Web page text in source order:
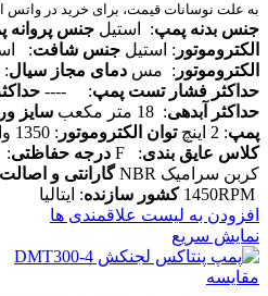
به علت نوسانات قیمت، برای خرید در واتس
جنس بدنه پمپ: استیل جنس پروانه
الکتروموتور : استیل جنس شافت:
الکتروموتور : مس دمای مجاز سیال: 0 تا +40
حداکثر فشار تست پمپ: ----
حداکثر آبدهی: 18 متر مکعب سایز
پمپ: 2 اینچ توان الکتروموتور : 1350 وات
کلاس عایق بندی: F درجه حفاظتی: IP68
کربن سرامیک NBR
گارانتی و اصالت
کشور سازنده: ایتالیا
افزودن به لیست علاقمندی ها
نمایش سریع
مقایسه